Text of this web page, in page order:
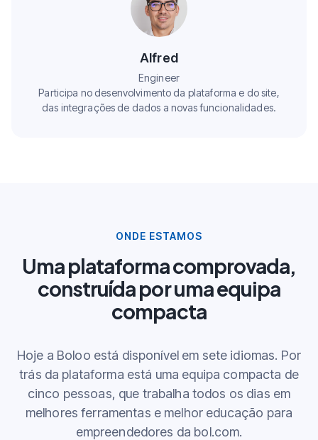
Alfred
Engineer
Participa no desenvolvimento da plataforma e do site,
das integrações de dados a novas funcionalidades.
ONDE ESTAMOS
Uma plataforma comprovada,
construída por uma equipa
compacta
Hoje a Boloo está disponível em sete idiomas. Por
trás da plataforma está uma equipa compacta de
cinco pessoas, que trabalha todos os dias em
melhores ferramentas e melhor educação para
empreendedores da bol.com.